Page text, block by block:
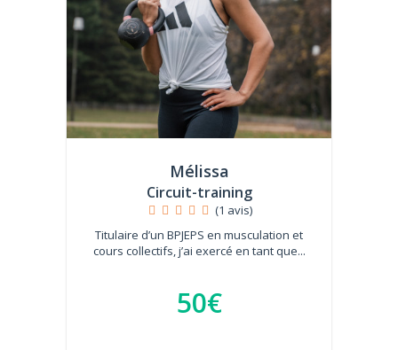
Mélissa
Circuit-training
(1 avis)
Titulaire d’un BPJEPS en musculation et
cours collectifs, j’ai exercé en tant que...
50€